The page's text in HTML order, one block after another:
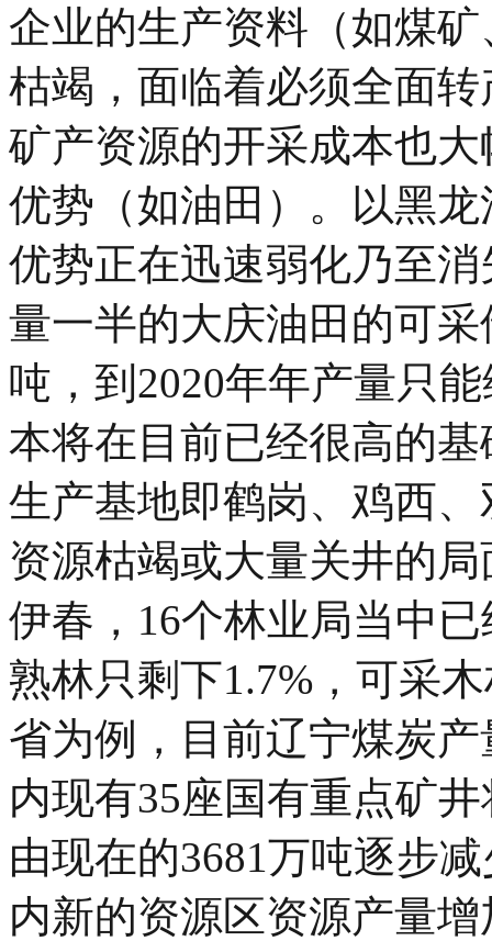
企业的生产资料（如煤
枯竭，面临着必须全面
矿产资源的开采成本也
优势（如油田）。以黑
优势正在迅速弱化乃至
量一半的大庆油田的可
吨，到2020年年产量只
本将在目前已经很高的
生产基地即鹤岗、鸡西
资源枯竭或大量关井的
伊春，16个林业局当中
熟林只剩下1.7%，可采
省为例，目前辽宁煤炭
内现有35座国有重点矿
由现在的3681万吨逐步
内新的资源区资源产量